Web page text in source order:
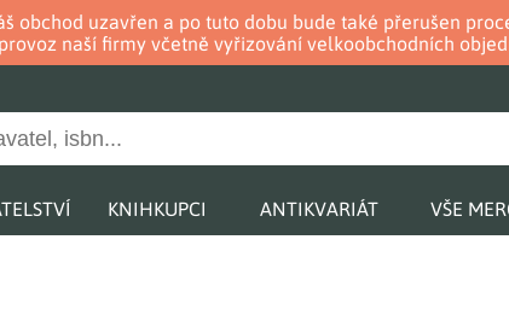
obchod uzavřen a po tuto dobu bude také přerušen
naší firmy včetně vyřizování velkoobchodních
KNIHKUPCI ANTIKVARIÁT VŠE